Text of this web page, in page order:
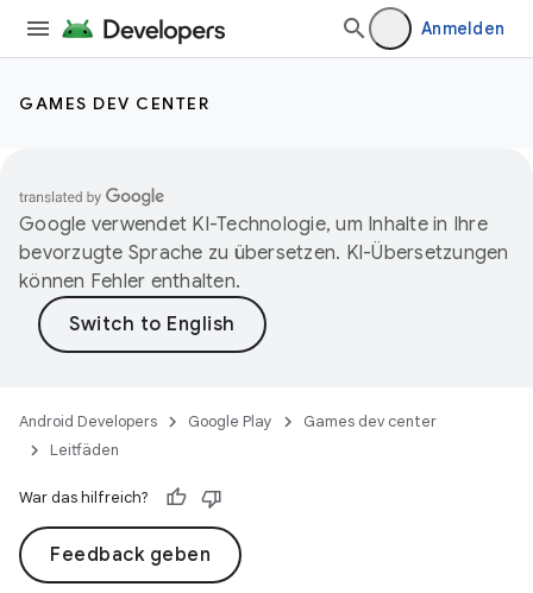
Anmelden
GAMES DEV CENTER
Google verwendet KI-Technologie, um Inhalte in Ihre
bevorzugte Sprache zu übersetzen. KI-Übersetzungen
können Fehler enthalten.
Android Developers Google Play
Games dev center
Leitfäden
War das hilfreich?
Feedback geben